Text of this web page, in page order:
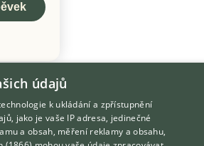
údajů
k ukládání a zpřístupnění
jako je vaše IP adresa, jedinečné
a obsah, měření reklamy a obsahu,